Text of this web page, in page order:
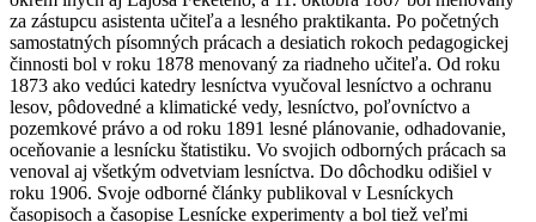
za zástupcu asistenta učiteľa a lesného praktikanta. Po početných
samostatných písomných prácach a desiatich rokoch pedagogickej
činnosti bol v roku 1878 menovaný za riadneho učiteľa. Od roku
1873 ako vedúci katedry lesníctva vyučoval lesníctvo a ochranu
lesov, pôdovedné a klimatické vedy, lesníctvo, poľovníctvo a
pozemkové právo a od roku 1891 lesné plánovanie, odhadovanie,
oceňovanie a lesnícku štatistiku. Vo svojich odborných prácach sa
venoval aj všetkým odvetviam lesníctva. Do dôchodku odišiel v
roku 1906. Svoje odborné články publikoval v Lesníckych
časopisoch a časopise Lesnícke experimenty a bol tiež veľmi